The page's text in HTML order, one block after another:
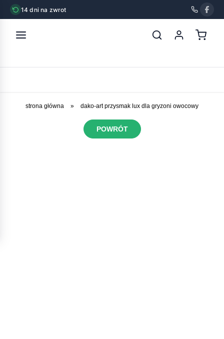
14 dni na zwrot
strona główna » dako-art przysmak lux dla gryzoni owocowy
POWRÓT